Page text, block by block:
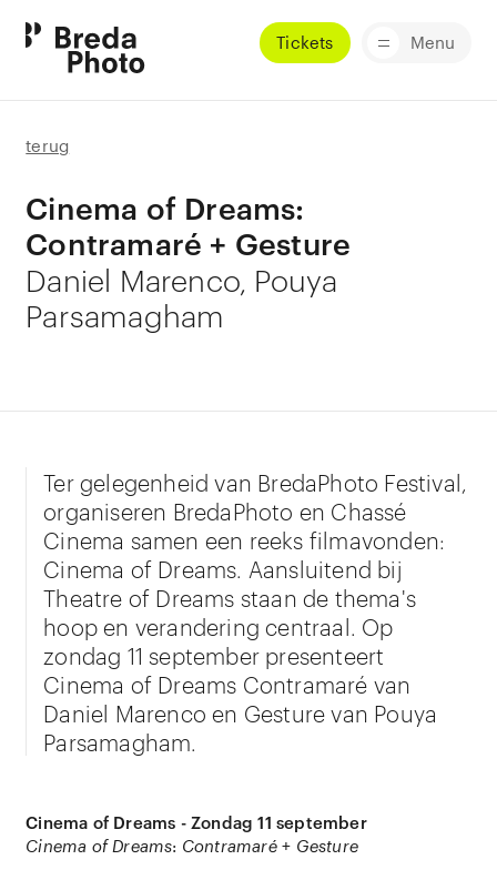
Tickets Menu
terug
Cinema of Dreams:
Contramaré + Gesture
Daniel Marenco, Pouya
Parsamagham
Ter gelegenheid van BredaPhoto Festival,
organiseren BredaPhoto en Chassé
Cinema samen een reeks filmavonden:
Cinema of Dreams. Aansluitend bij
Theatre of Dreams staan de thema's
hoop en verandering centraal. Op
zondag 11 september presenteert
Cinema of Dreams Contramaré van
Daniel Marenco en Gesture van Pouya
Parsamagham.
Cinema of Dreams - Zondag 11 september
Cinema of Dreams: Contramaré+ Gesture